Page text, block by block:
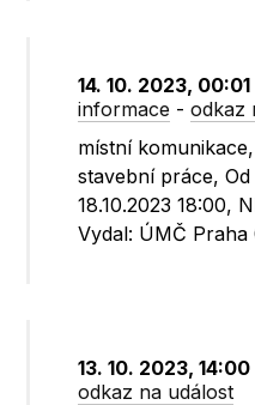
14. 10. 2023,
informace -odkaz
místní
stavební práce, Od
18.10.2023 18:00,
Vydal: ÚMČ Praha
13. 10. 2023,
odkaz na událost